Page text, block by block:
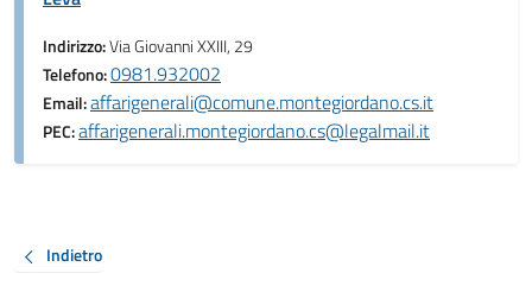
Indirizzo:Via Giovanni XXIII, 29
Telefono:0981.932002
Email:affarigenerali@comune.montegiordano.cs.it
PEC:affarigenerali.montegiordano.cs@legalmail.it
Indietro